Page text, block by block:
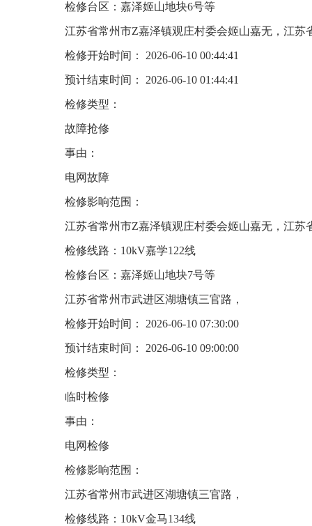
检修台区：嘉泽姬山地块6号等
江苏省常州市Z嘉泽镇观庄村委会姬山嘉无，江
检修开始时间： 2026-06-10 00:44:41
预计结束时间： 2026-06-10 01:44:41
检修类型：
故障抢修
事由：
电网故障
检修影响范围：
江苏省常州市Z嘉泽镇观庄村委会姬山嘉无，江
检修线路：10kV嘉学122线
检修台区：嘉泽姬山地块7号等
江苏省常州市武进区湖塘镇三官路，
检修开始时间： 2026-06-10 07:30:00
预计结束时间： 2026-06-10 09:00:00
检修类型：
临时检修
事由：
电网检修
检修影响范围：
江苏省常州市武进区湖塘镇三官路，
检修线路：10kV金马134线